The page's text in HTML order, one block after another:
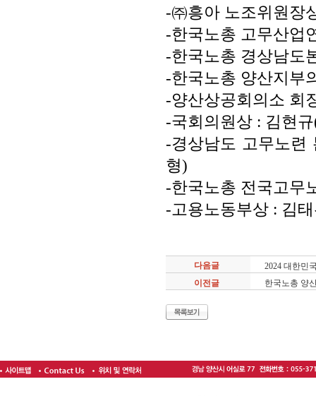
-㈜흥아 노조위원장
-한국노총 고무산업
-한국노총 경상남도
-한국노총 양산지부
-양산상공회의소 회
-국회의원상 : 김현
-경상남도 고무노련
형)
-한국노총 전국고무
-고용노동부상 : 김
다음글
2024 대한민
이전글
한국노총 양